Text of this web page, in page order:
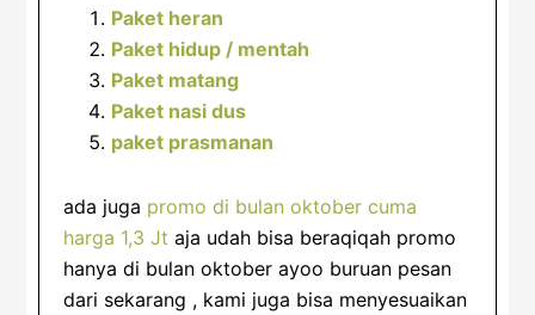
Paket heran
Paket hidup / mentah
Paket matang
Paket nasi dus
paket prasmanan
ada juga promo di bulan oktober cuma
harga 1,3 Jt aja udah bisa beraqiqah promo
hanya di bulan oktober ayoo buruan pesan
dari sekarang , kami juga bisa menyesuaikan